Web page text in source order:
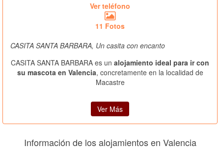
Ver teléfono
11 Fotos
CASITA SANTA BARBARA, Un casita con encanto
CASITA SANTA BARBARA es un alojamiento ideal para ir con
su mascota en Valencia, concretamente en la localidad de
Macastre
Ver Más
Información de los alojamientos en Valencia